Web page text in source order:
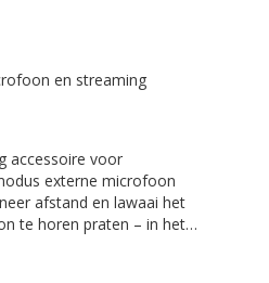
en streaming
accessoire voor
externe microfoon
afstand en lawaai het
te horen praten – in het